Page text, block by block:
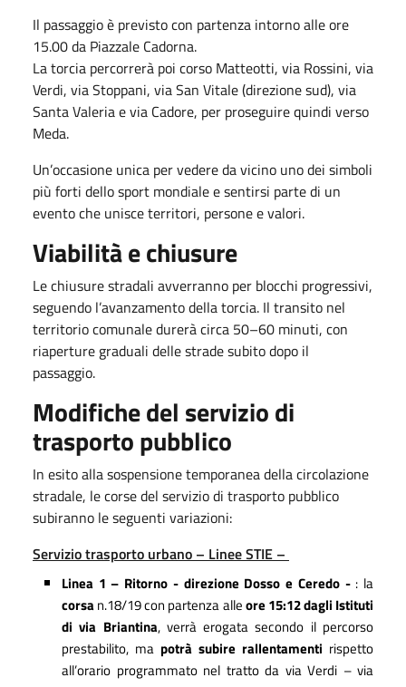
Il passaggio è previsto con partenza intorno alle ore
15.00 da Piazzale Cadorna.
La torcia percorrerà poi corso Matteotti, via Rossini, via
Verdi, via Stoppani, via San Vitale (direzione sud), via
Santa Valeria e via Cadore, per proseguire quindi verso
Meda.
Un’occasione unica per vedere da vicino uno dei simboli
più forti dello sport mondiale e sentirsi parte di un
evento che unisce territori, persone e valori.
Viabilità e chiusure
Le chiusure stradali avverranno per blocchi progressivi,
seguendo l’avanzamento della torcia. Il transito nel
territorio comunale durerà circa 50–60 minuti, con
riaperture graduali delle strade subito dopo il
passaggio.
Modifiche del servizio di
trasporto pubblico
In esito alla sospensione temporanea della circolazione
stradale, le corse del servizio di trasporto pubblico
subiranno le seguenti variazioni:
Servizio trasporto urbano – Linee STIE –
Linea 1 – Ritorno - direzione Dosso e Ceredo - : la
corsan.18/19 con partenza alleore 15:12dagli Istituti
di via Briantina, verrà erogata secondo il percorso
prestabilito, ma potrà subire rallentamenti rispetto
all’orario programmato nel tratto da via Verdi – via